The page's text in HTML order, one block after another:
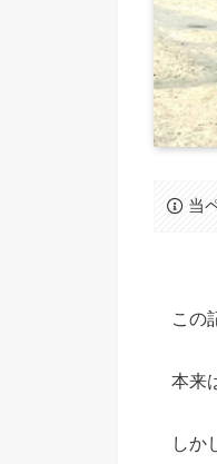
当
この
本来
しか